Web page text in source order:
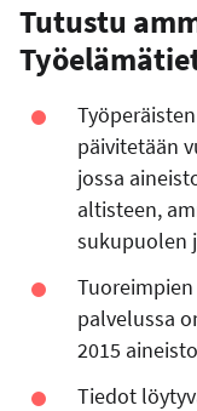
Tutustu
päivitetään
jossa
altisteen,
sukupuolen
palvelussa
2015
Tiedot